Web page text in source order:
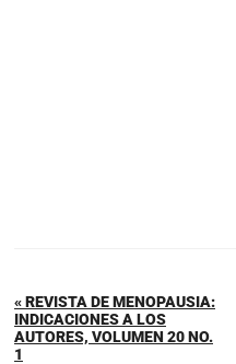
« REVISTA DE MENOPAUSIA:
INDICACIONES A LOS
AUTORES, VOLUMEN 20 NO.
1